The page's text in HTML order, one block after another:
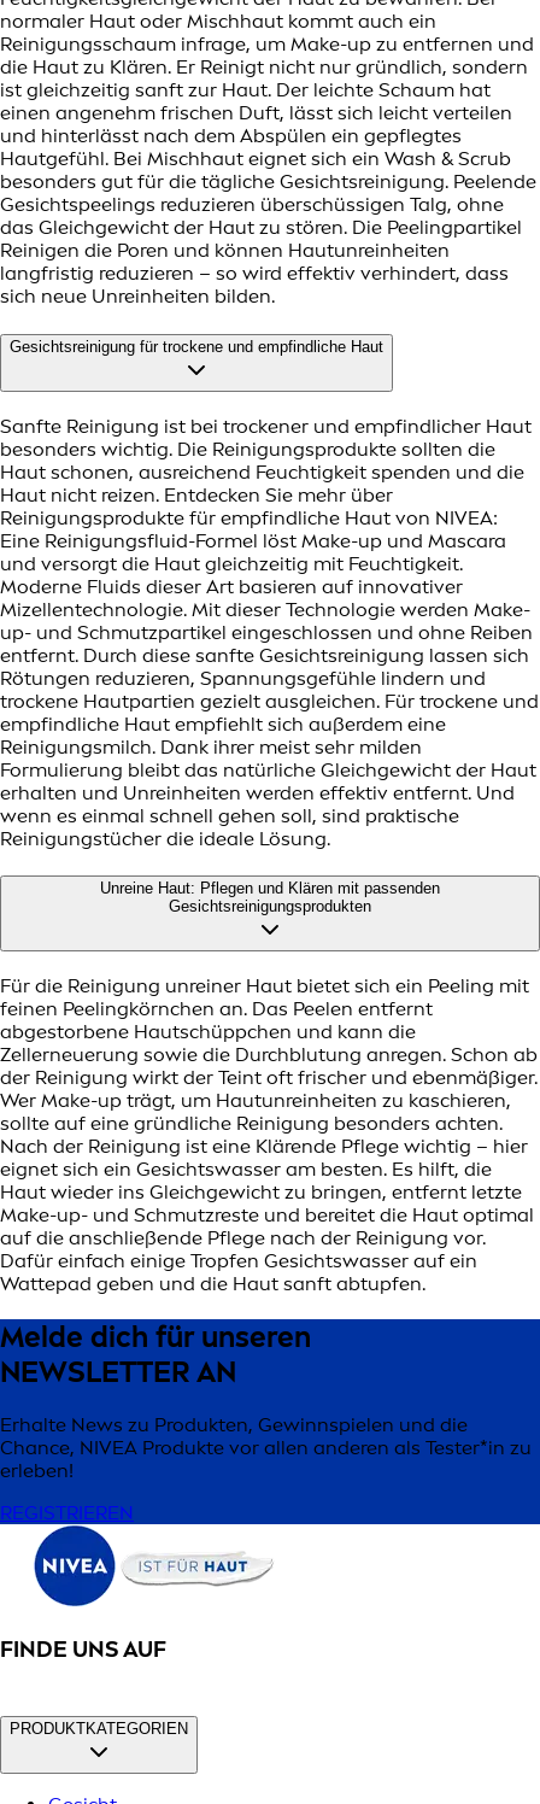
normaler Haut oder Mischhaut kommt auch ein
Reinigungsschaum infrage, um Make-up zu entfernen und
die Haut zu Klären. Er Reinigt nicht nur gründlich, sondern
ist gleichzeitig sanft zur Haut. Der leichte Schaum hat
einen angenehm frischen Duft, lässt sich leicht verteilen
und hinterlässt nach dem Abspülen ein gepflegtes
Hautgefühl. Bei Mischhaut eignet sich ein Wash & Scrub
besonders gut für die tägliche Gesichtsreinigung. Peelende
Gesichtspeelings reduzieren überschüssigen Talg, ohne
das Gleichgewicht der Haut zu stören. Die Peelingpartikel
Reinigen die Poren und können Hautunreinheiten
langfristig reduzieren – so wird effektiv verhindert, dass
sich neue Unreinheiten bilden.
Gesichtsreinigung für trockene und empfindliche Haut
Sanfte Reinigung ist bei trockener und empfindlicher Haut
besonders wichtig. Die Reinigungsprodukte sollten die
Haut schonen, ausreichend Feuchtigkeit spenden und die
Haut nicht reizen. Entdecken Sie mehr über
Reinigungsprodukte für empfindliche Haut von NIVEA:
Eine Reinigungsfluid-Formel löst Make-up und Mascara
und versorgt die Haut gleichzeitig mit Feuchtigkeit.
Moderne Fluids dieser Art basieren auf innovativer
Mizellentechnologie. Mit dieser Technologie werden Make-
up- und Schmutzpartikel eingeschlossen und ohne Reiben
entfernt. Durch diese sanfte Gesichtsreinigung lassen sich
Rötungen reduzieren, Spannungsgefühle lindern und
trockene Hautpartien gezielt ausgleichen. Für trockene und
empfindliche Haut empfiehlt sich außerdem eine
Reinigungsmilch. Dank ihrer meist sehr milden
Formulierung bleibt das natürliche Gleichgewicht der Haut
erhalten und Unreinheiten werden effektiv entfernt. Und
wenn es einmal schnell gehen soll, sind praktische
Reinigungstücher die ideale Lösung.
Unreine Haut: Pflegen und Klären mit passenden
Gesichtsreinigungsprodukten
Für die Reinigung unreiner Haut bietet sich ein Peeling mit
feinen Peelingkörnchen an. Das Peelen entfernt
abgestorbene Hautschüppchen und kann die
Zellerneuerung sowie die Durchblutung anregen. Schon ab
der Reinigung wirkt der Teint oft frischer und ebenmäßiger.
Wer Make-up trägt, um Hautunreinheiten zu kaschieren,
sollte auf eine gründliche Reinigung besonders achten.
Nach der Reinigung ist eine Klärende Pflege wichtig – hier
eignet sich ein Gesichtswasser am besten. Es hilft, die
Haut wieder ins Gleichgewicht zu bringen, entfernt letzte
Make-up- und Schmutzreste und bereitet die Haut optimal
auf die anschließende Pflege nach der Reinigung vor.
Dafür einfach einige Tropfen Gesichtswasser auf ein
Wattepad geben und die Haut sanft abtupfen.
Melde dich für unseren
NEWSLETTER AN
Erhalte News zu Produkten, Gewinnspielen und die
Chance, NIVEA Produkte vor allen anderen als Tester*in zu
erleben!
REGISTRIEREN
FINDE UNS AUF
PRODUKTKATEGORIEN